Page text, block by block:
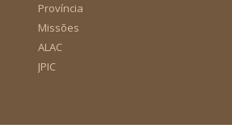
Província
Missões
ALAC
JPIC